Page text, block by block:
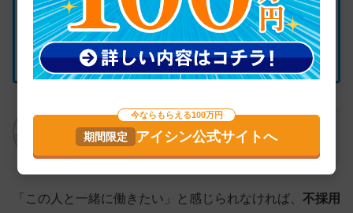
面接中のやる気がなかった
面接中に失言をしてしまった
面接官は、これまで多くの人を採用してきた
プロです。
「この人と一緒に働きたい」と感じられなければ、 不採用
今ならもらえる100万円
アイシン公式サイトへ